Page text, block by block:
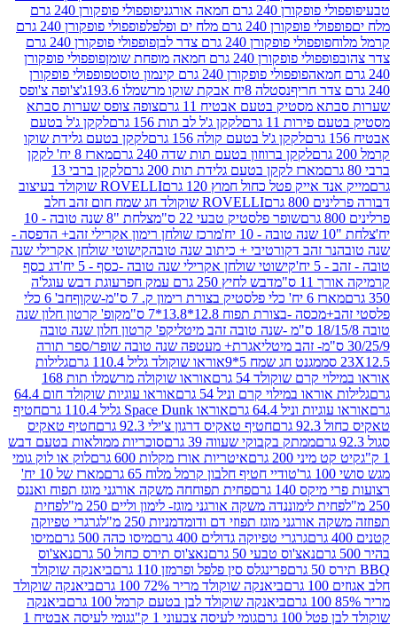
240 גרם חמאה אורגני
פופפולי פופקורן 240 גרם
240 גרם מלח ים ופלפל
פופפולי פופקורן 240 גרם
פופפולי פופקורן 240 גרם צדר לבן
פופפולי פופקורן 240 גרם
פופקורן 240 גרם חמאה מופחת שומן
פופפולי פופקורן
פופפולי פופקורן 240 גרם קינמון טוסט
פופפולי פופקורן
נסטלה 8יח אבקת שוקו מרשמלו 193.6ג'
צ'ופה צ'ופס
מסטיק בטעם אבטיח 11 גרם
צופה צופס שערות סבתא
11 גרם
לקקן ג'ל לב תות 156 גרם
לקקן ג'ל בטעם
לקקן ג'ל בטעם קולה 156 גרם
לקקן בטעם גלידת שוקו
לקקן ברווזון בטעם תות שדה 240 גרם
מארז 8 יח' לקקן
מארז לקקן בטעם גלידת תות 200 גרם
לקקן ברבי 13
אייק פטל כחול חמוץ 120 גרם
ROVELLI שוקולד בעיצוב
גרם
ROVELLI שוקולד חג שמח חום זהב חלב
שופר פלסטיק טבעי 22 ס"מ
צלחת "8 שנה טובה - 10
מרכז שולחן רימון אקרילי זהב+ הדפסה -
זהב דקורטיבי + כיתוב שנה טובהקישוטי שולחן אקרילי שנה
קישוטי שולחן אקרילי שנה טובה -כסף - 5 יח'
דג כסף
ס"מ
דבש לחיץ 250 גרם עמק חפר
עוגת דבש עוגל'ה
בצורת רימון ק. 7 ס"מ-שקוף
חב' 6 כלי
-בצורת תפוח 12.8*13.8*7 ס"מ
קופ' קרטון חלון שנה
קפ' קרטון חלון שנה טובה
אגרת+ מעטפה שנה טובה שופר/ספר תורה
מגנט חג שמח 5*9
אוראו שוקולד גליל 110.4 גרם
גלילות
קרם שוקולד 54 גרם
אוראו שוקולה מרשמלו תות 168
במילוי קרם וניל 54 גרם
אוראו עוגיות שוקולד חום 64.4
וניל 64.4 גרם
אוראו Space Dunk גליל 110.4 גרם
חטיף
חטיף טאקיס דרגון צ'ילי 92.3 גרם
חטיף טאקיס
ממתק בקבוקי שעווה 39 גרם
סוכריות ממולאות בטעם דבש
200 גרם
איטריות אורז מקלות 600 גרם
לוק או לוק גומי
טודיי חטיף חלבון קרמל מלוח 65 גרם
מארז של 10 יח'
140 גרם
פחית תפוחחה משקה אורגני מוגז תפוח ואננס
לימוננדה משקה אורגני מוגז- לימון וליים 250 מ"ל
פחית
מוגז תפוזי דם ודומדמניות 250 מ"ל
גרגרי טפיוקה
גרגרי טפיוקה גדולים 400 גרם
מיסו כהה 500 גרם
מיסו
נאצ'וס טבעי 50 גרם
נאצ'וס תירס כחול 50 גרם
נאצ'וס
פרינגלס סין פלפל ופרמזן 110 גרם
ביאנקה שוקולד
ביאנקה שוקולד מריר 72% 100 גרם
ביאנקה שוקולד
ביאנקה שוקולד לבן בטעם קרמל 100 גרם
ביאנקה
גרם
גומי לעיסה צבעוני 1 ק"ג גומי לעיסה אבטיח 1